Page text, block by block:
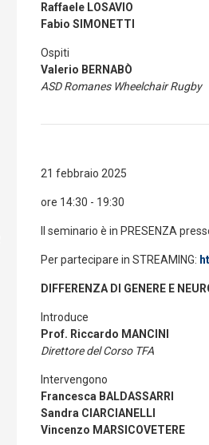
Raffaele LOSAVIO
Fabio SIMONETTI
Ospiti
Valerio BERNABÒ
ASD Romanes Wheelchair Rugby
21 febbraio 2025
ore 14:30 - 19:30
Il seminario è in PRESENZA
Per partecipare in STREAMING:
DIFFERENZA DI GENERE E
Introduce
Prof. Riccardo MANCINI
Direttore del Corso TFA
Intervengono
Francesca BALDASSARRI
Sandra CIARCIANELLI
Vincenzo MARSICOVETERE